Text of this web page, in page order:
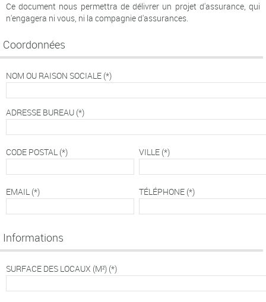
Ce document nous permettra de délivrer un projet d'assurance, qui
n'engagera ni vous, ni la compagnie d'assurances.
Coordonnées
NOM OU RAISON SOCIALE (*)
ADRESSE BUREAU (*)
CODE POSTAL (*) VILLE (*)
EMAIL (*) TÉLÉPHONE (*)
Informations
SURFACE DES LOCAUX (M²) (*)